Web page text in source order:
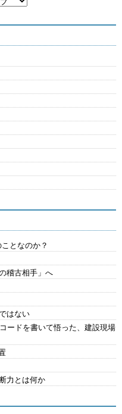
となのか？
稽古相手」へ
はない
ードを書いて悟った、建設現場
力とは何か